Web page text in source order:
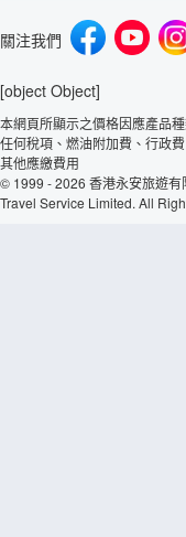
關注我們
[object Object]
本網頁所顯示之價格因應產品
任何稅項、燃油附加費、行政
其他應繳費用
© 1999 - 2026 香港永安旅遊
Travel Service Limited. All